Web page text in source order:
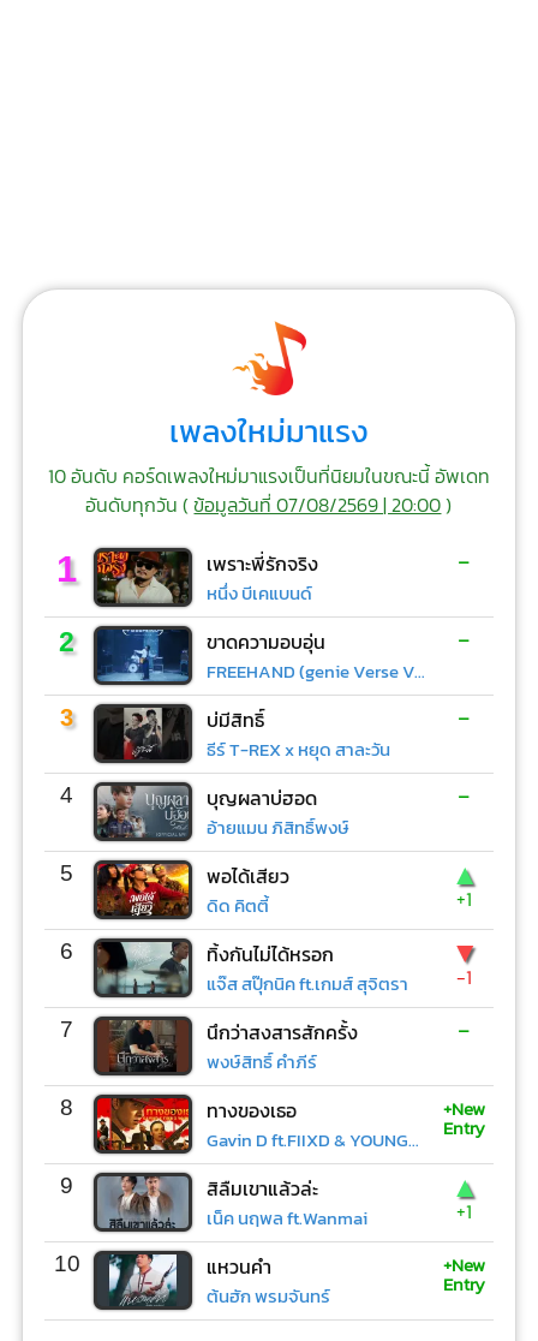
เพลงใหม่มาแรง
10 อันดับ คอร์ดเพลงใหม่มาแรงเป็นที่นิยมในขณะนี้ อัพเดท
อันดับทุกวัน (ข้อมูลวันที่ 07/08/2569 | 20:00)
1 เพราะพี่รักจริง
หนึ่ง บีเคแบนด์
-
2 ขาดความอบอุ่น
FREEHAND (genie Verse Vol.1)
-
3 บ่มีสิทธิ์
ธีร์ T-REX x หยุด สาละวัน
-
4 บุญผลาบ่ฮอด
อ้ายแมน ภิสิทธิ์พงษ์
-
5 พอได้เสียว
ดิด คิตตี้
▲
+1
6 ทิ้งกันไม่ได้หรอก
แจ๊ส สปุ๊กนิค ft.เกมส์ สุจิตรา
▼
-1
7 นึกว่าสงสารสักครั้ง
พงษ์สิทธิ์ คำภีร์
-
8 ทางของเธอ
Gavin D ft.FIIXD & YOUNGOHM
+New
Entry
9 สิลืมเขาแล้วล่ะ
เน็ค นฤพล ft.Wanmai
▲
+1
10 แหวนคำ
ต้นฮัก พรมจันทร์
+New
Entry